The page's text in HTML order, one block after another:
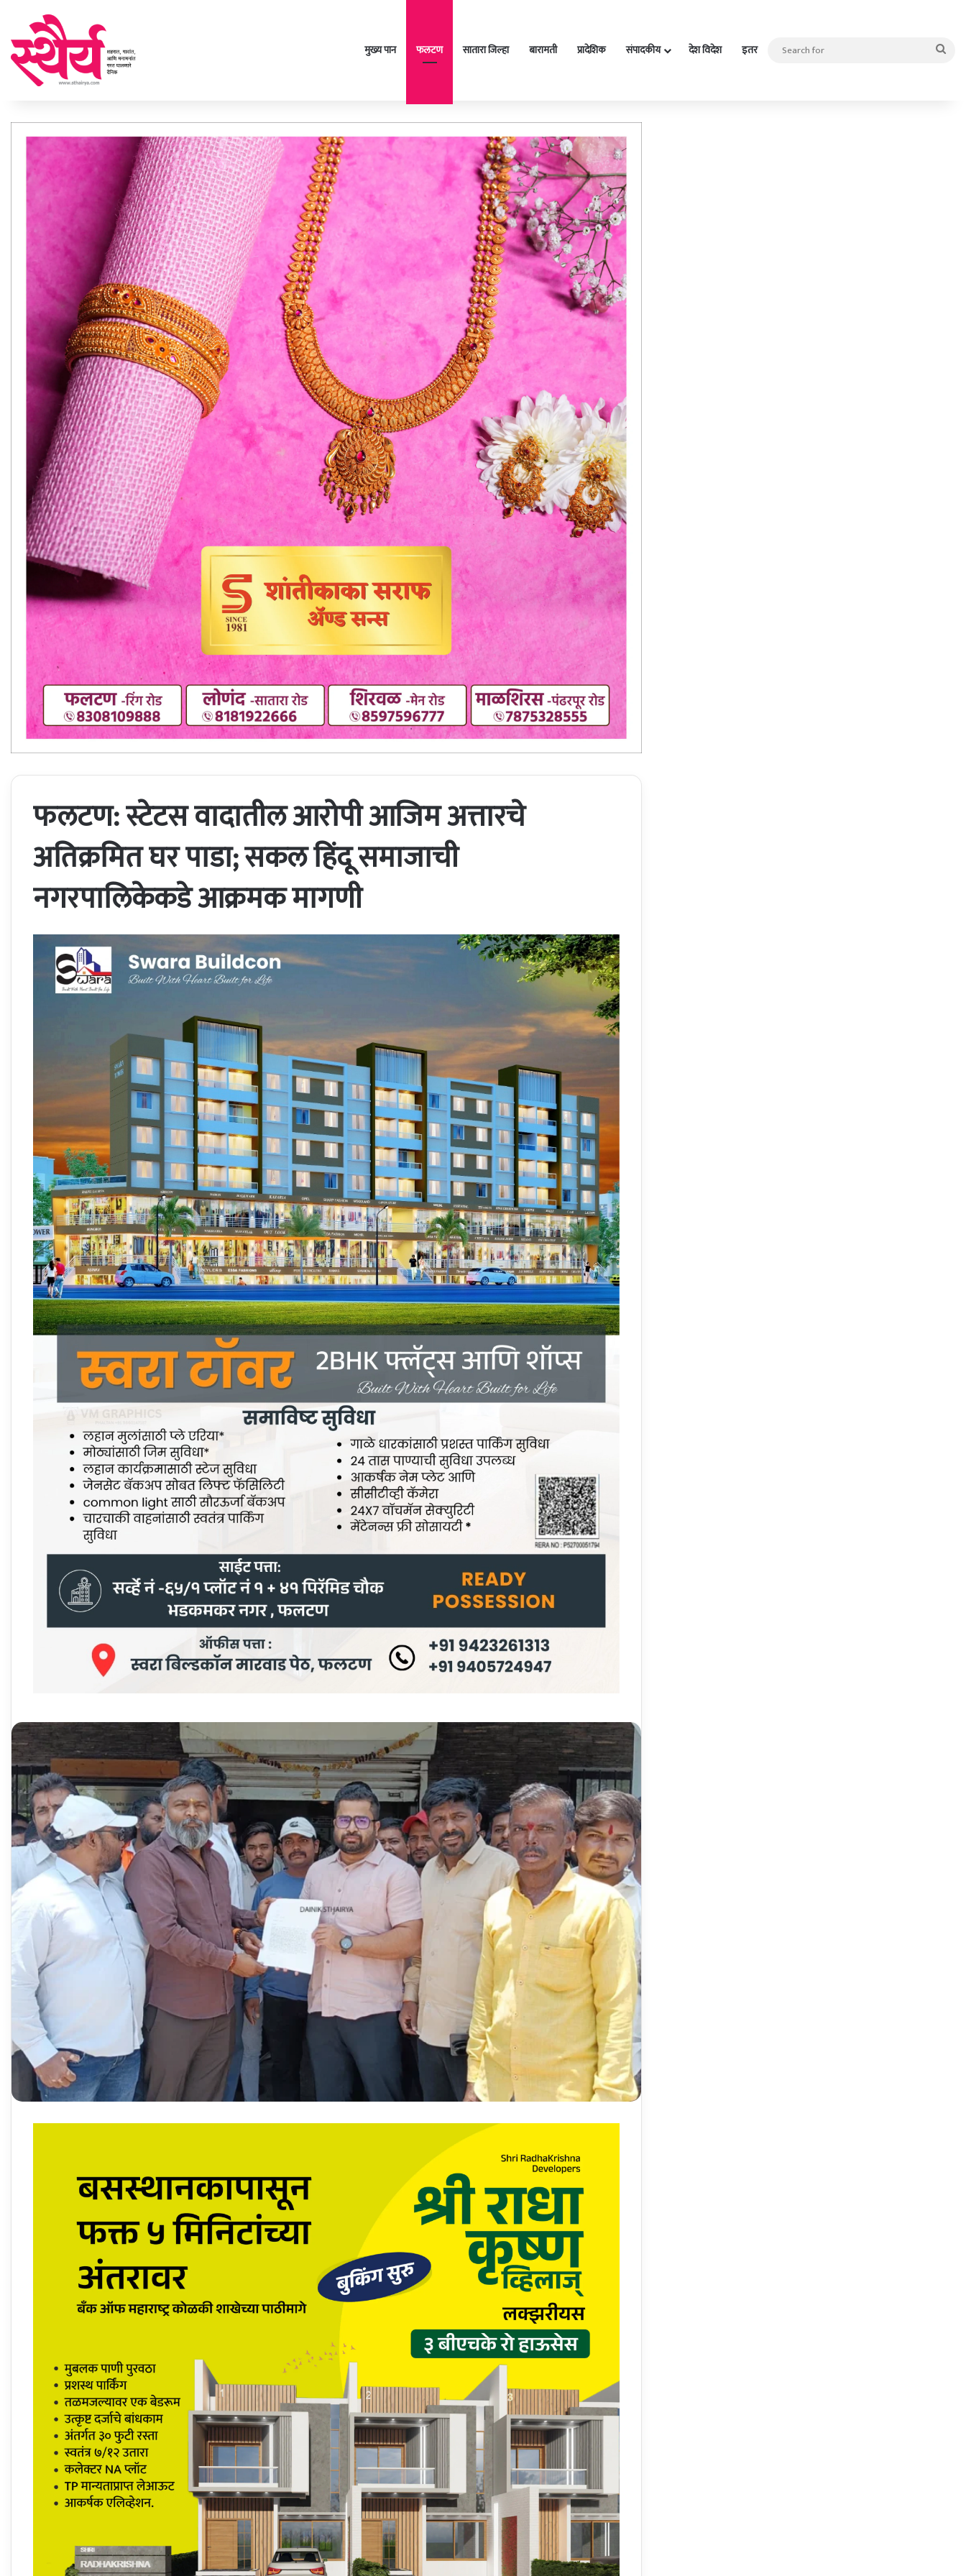
मुख्य पान फलटण सातारा जिल्हा बारामती प्रादेशिक संपादकीय देश विदेश इतर
फलटण: स्टेटस वादातील आरोपी आजिम अत्तारचे
अतिक्रमित घर पाडा; सकल हिंदू समाजाची
नगरपालिकेकडे आक्रमक मागणी